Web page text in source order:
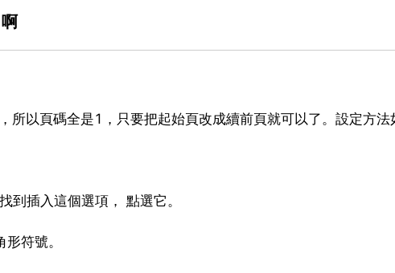
所以頁碼全是1，只要把起始頁改成續前頁就可以了。設定方法
插入這個選項， 點選它。
符號。